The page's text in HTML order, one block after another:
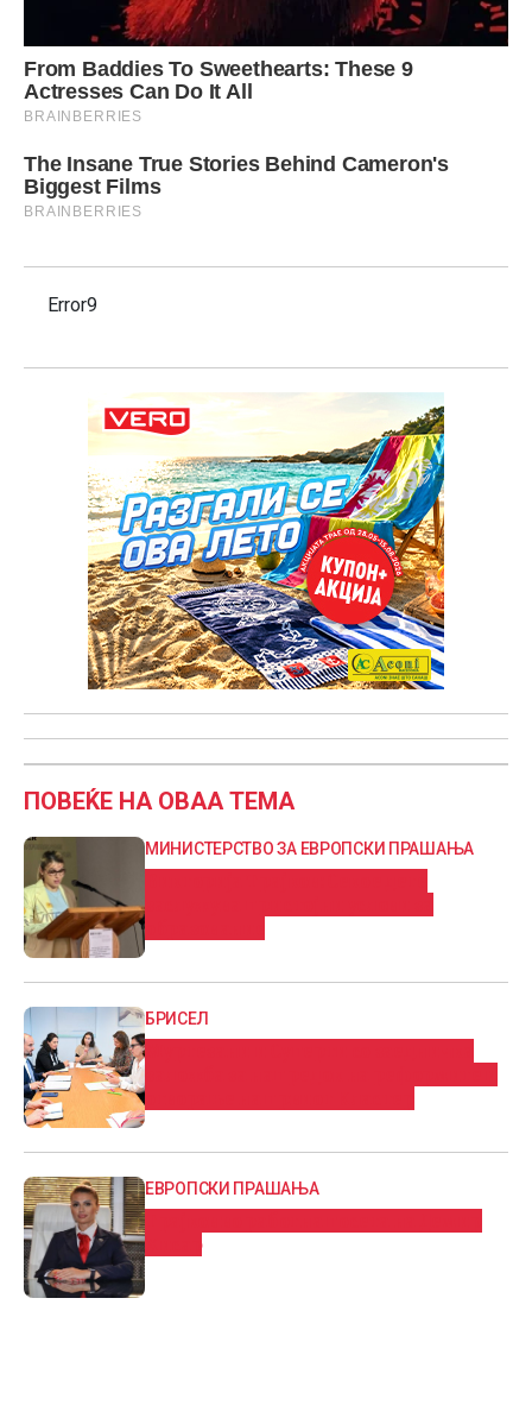
Error9
ПОВЕЌЕ НА ОВАА ТЕМА
МИНИСТЕРСТВО ЗА ЕВРОПСКИ ПРАШАЊА
БРИСЕЛ
ЕВРОПСКИ ПРАШАЊА
Хисар